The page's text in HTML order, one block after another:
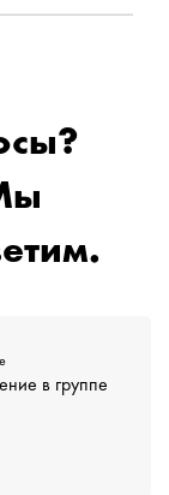
в группе